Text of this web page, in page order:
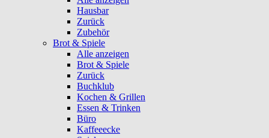
Hausbar
Zurück
Zubehör
Brot & Spiele
Alle anzeigen
Brot & Spiele
Zurück
Buchklub
Kochen & Grillen
Essen & Trinken
Büro
Kaffeeecke